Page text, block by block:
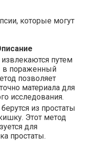
которые могут
путем
в пораженный
позволяет
материала для
исследования.
из простаты
Этот метод
для
простаты.